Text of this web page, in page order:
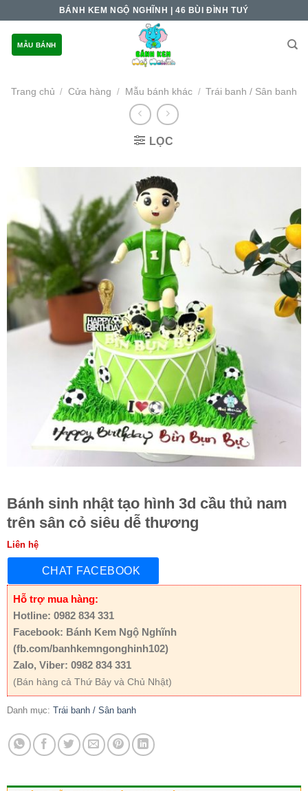
content
BÁNH KEM NGỘ NGHĨNH | 46 BÙI ĐÌNH TUÝ
MẪU BÁNH
Trang chủ / Cửa hàng / Mẫu bánh khác / Trái banh / Sân banh
LỌC
Bánh sinh nhật tạo hình 3d cầu thủ nam
trên sân cỏ siêu dễ thương
Liên hệ
CHAT FACEBOOK
Hỗ trợ mua hàng:
Hotline: 0982 834 331
Facebook: Bánh Kem Ngộ Nghĩnh
(fb.com/banhkemngonghinh102)
Zalo, Viber: 0982 834 331
(Bán hàng cả Thứ Bảy và Chủ Nhật)
Danh mục: Trái banh / Sân banh